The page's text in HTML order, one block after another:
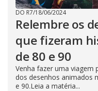
DO R7/18/06/2024
Relembre os
que fizeram
de 80 e 90
Venha fazer uma viagem
dos desenhos animados
e 90.Leia a matéria...